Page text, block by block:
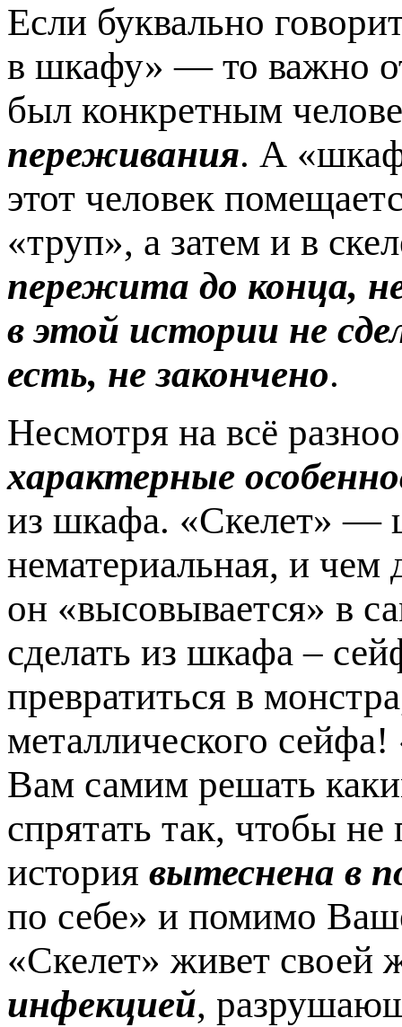
Если буквально
в шкафу» — то важно
был конкретным
переживания. А
этот человек
«труп», а затем и в
пережита до конца,
в этой истории не
есть, не закончено.
Несмотря на всё
характерные
из шкафа. «Скелет» —
нематериальная, и чем
он «высовывается» в
сделать из шкафа –
превратиться в
металлического
Вам самим решать
спрятать так, чтобы
история вытеснена в
по себе» и помимо
«Скелет» живет
инфекцией,